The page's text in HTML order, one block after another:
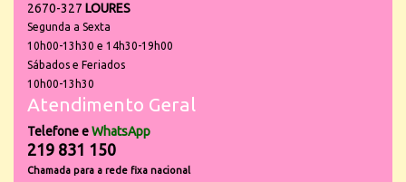
2670-327 LOURES
Segunda a Sexta
10h00-13h30 e 14h30-19h00
Sábados e Feriados
10h00-13h30
Atendimento Geral
Telefone eWhatsApp
219 831 150
Chamada para a rede fixa nacional